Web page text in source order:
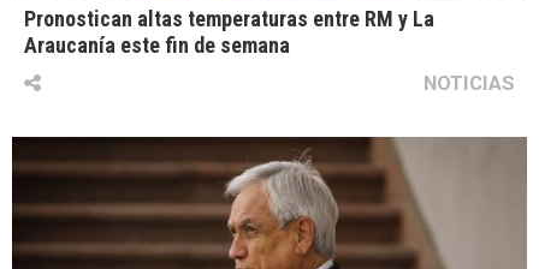
Pronostican altas temperaturas entre RM y La
Araucanía este fin de semana
NOTICIAS